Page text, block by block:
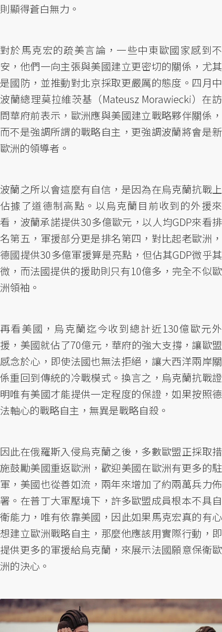
則顯得蒼白無力。
對於馬克宏的疏美言論，一些中東歐國家感到不
安，他們一向主張與美國建立更密切的關係，尤其
是國防，並推動對北京採取更嚴厲的態度。四月中
波蘭總理莫拉維茨基（Mateusz Morawiecki）在訪
問華府前表示，歐洲應與美國建立戰略夥伴關係，
而不是強調所謂的戰略自主，更強調波蘭將會是新
歐洲的領導者。
波蘭之所以會這麼有自信，是因為在烏克蘭抗戰上
佔據了道德制高點。以烏克蘭目前收到的外援來
看，波蘭承諾提供30多億歐元，以人均GDP來看排
名第五，軍援部分更是排名第四，對比起老歐洲，
德國提供30多億軍援算是亮點，但佔其GDP微乎其
微，而法國提供的援助則只有10億多，完全不似歐
洲領袖。
再看美國，烏克蘭迄今收到總計近130億歐元外
援，美國就佔了70億元，華府的強大支撐，讓歐盟
感念於心，即使法國也無法拒絕，讓大西洋兩岸關
係重回到傳統的冷戰模式。換言之，烏克蘭抗戰證
明唯有美國才能提供一定程度的保證，如果按照德
法軸心的戰略自主，無異是戰略自殺。
因此在俄羅斯入侵烏克蘭之後，多數歐盟正採取措
施鼓勵美國重返歐洲，歡迎美國在歐洲有更多的駐
軍，美國也從善如流，兩年來增加了約兩萬兵力佈
署。在普丁大軍壓境下，許多歐盟成員根本不具自
衛能力，唯有依靠美國，因此如果馬克宏真的有心
想建立歐洲戰略自主，那麼他應該用實際行動，即
提供更多的軍援給烏克蘭，來展示法國願意保衛歐
洲的決心。